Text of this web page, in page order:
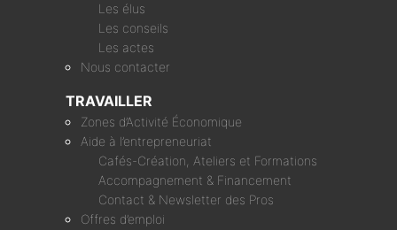
Les élus
Les conseils
Les actes
Nous contacter
TRAVAILLER
Zones d’Activité Économique
Aide à l’entrepreneuriat
Cafés-Création, Ateliers et Formations
Accompagnement & Financement
Contact & Newsletter des Pros
Offres d’emploi